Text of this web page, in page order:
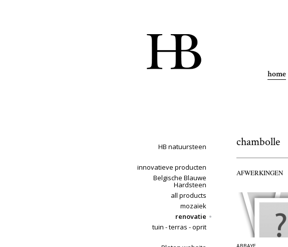
home
HB natuursteen
innovatieve producten
Belgische Blauwe
Hardsteen
all products
mozaïek
renovatie
tuin - terras - oprit
chambolle
AFWERKINGEN